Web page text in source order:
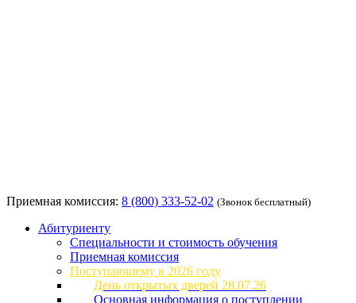
Приемная комиссия: 8 (800) 333-52-02 (Звонок бесплатный)
Абитуриенту
Специальности и стоимость обучения
Приемная комиссия
Поступающему в 2026 году
День открытых дверей 28.07.26
Основная информация о поступлении